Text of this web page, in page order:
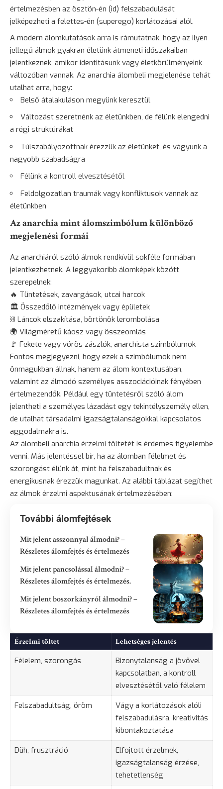
értelmezésben az ösztön-én (id) felszabadulását
jelképezheti a felettes-én (superego) korlátozásai alól.
A modern álomkutatások arra is rámutatnak, hogy az ilyen
jellegű álmok gyakran életünk átmeneti időszakaiban
jelentkeznek, amikor identitásunk vagy életkörülményeink
változóban vannak. Az anarchia álombeli megjelenése tehát
utalhat arra, hogy:
Belső átalakuláson megyünk keresztül
Változást szeretnénk az életünkben, de félünk elengedni
a régi struktúrákat
Túlszabályozottnak érezzük az életünket, és vágyunk a
nagyobb szabadságra
Félünk a kontroll elvesztésétől
Feldolgozatlan traumák vagy konfliktusok vannak az
életünkben
Az anarchia mint álomszimbólum különböző
megjelenési formái
Az anarchiáról szóló álmok rendkívül sokféle formában
jelentkezhetnek. A leggyakoribb álomképek között
szerepelnek:
🔥 Tüntetések, zavargások, utcai harcok
🏛️ Összedőlő intézmények vagy épületek
⛓️ Láncok elszakítása, börtönök lerombolása
🌍 Világméretű káosz vagy összeomlás
🚩 Fekete vagy vörös zászlók, anarchista szimbólumok
Fontos megjegyezni, hogy ezek a szimbólumok nem
önmagukban állnak, hanem az álom kontextusában,
valamint az álmodó személyes asszociációinak fényében
értelmezendők. Például egy tüntetésről szóló álom
jelentheti a személyes lázadást egy tekintélyszemély ellen,
de utalhat társadalmi igazságtalanságokkal kapcsolatos
aggodalmakra is.
Az álombeli anarchia érzelmi töltetét is érdemes figyelembe
venni. Más jelentéssel bír, ha az álomban félelmet és
szorongást élünk át, mint ha felszabadultnak és
energikusnak érezzük magunkat. Az alábbi táblázat segíthet
az álmok érzelmi aspektusának értelmezésében:
További álomfejtések
Mit jelent asszonnyal álmodni? –
Részletes álomfejtés és értelmezés
Mit jelent pancsolással álmodni? –
Részletes álomfejtés és értelmezés.
Mit jelent boszorkányról álmodni? –
Részletes álomfejtés és értelmezés
Érzelmi töltet Lehetséges jelentés
Félelem, szorongás Bizonytalanság a jövővel
kapcsolatban, a kontroll
elvesztésétől való félelem
Felszabadultság, öröm
Vágy a korlátozások alóli
felszabadulásra, kreativitás
kibontakoztatása
Düh, frusztráció
Elfojtott érzelmek,
igazságtalanság érzése,
tehetetlenség